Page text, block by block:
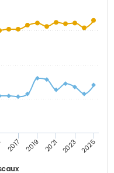
2017 2019 2021 2023 2025